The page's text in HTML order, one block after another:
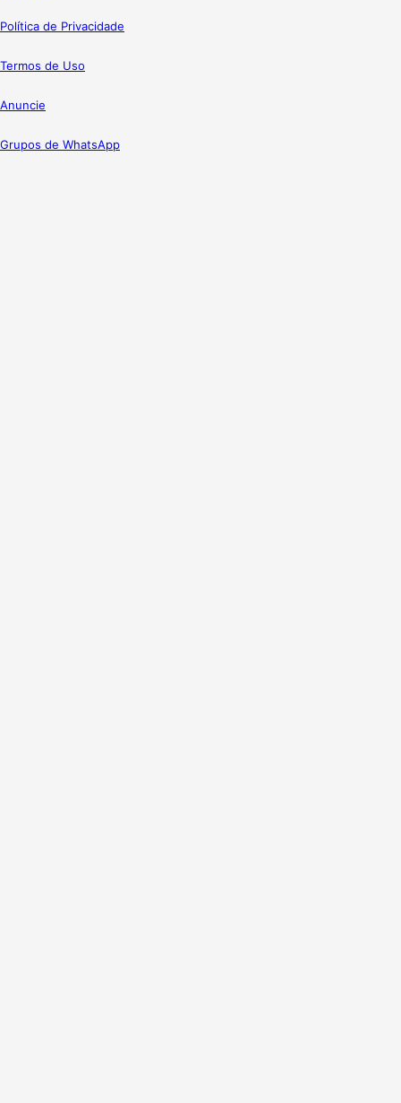
Política de Privacidade
Termos de Uso
Anuncie
Grupos de WhatsApp